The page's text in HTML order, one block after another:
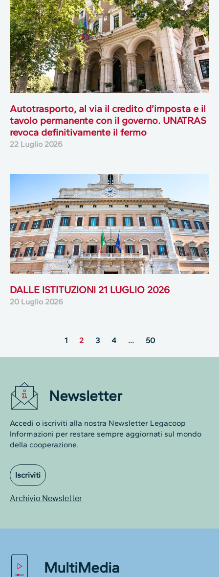
Autotrasporto, al via il credito d’imposta e il
tavolo permanente con il governo. UNATRAS
revoca definitivamente il fermo
22 Luglio 2026
DALLE ISTITUZIONI 21 LUGLIO 2026
20 Luglio 2026
1 2 3 4 … 50
Newsletter
Accedi o iscriviti alla nostra Newsletter Legacoop
Informazioni per restare sempre aggiornati sul mondo
della cooperazione.
Iscriviti
Archivio Newsletter
MultiMedia